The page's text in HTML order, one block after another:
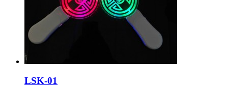
LSK-01